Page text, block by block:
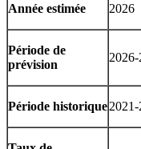
Année estimée 2026
Période de
prévision
Période historique